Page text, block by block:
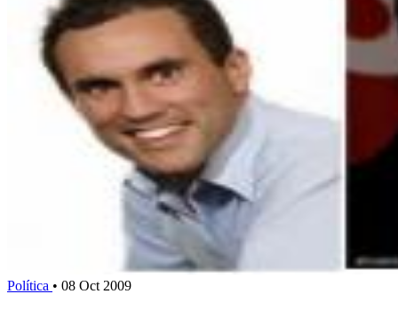
Política • 08 Oct 2009